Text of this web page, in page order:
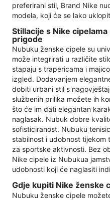
preferirani stil, Brand Nike
modela, koji će se lako
Stillacije s Nike
prigode
Nubuku ženske cipele su
može integrirati u različite
stapaju s trapericama i
izgled. Dodavanjem
dobiti urbani stil s
službenih prilika možete ih
što će im dati elegantan
naglasak. Nubuk dobre
sofisticiranost. Nubuku
stabilnost i udobnost tijekom
za sportske aktivnosti. Bez
Nike cipele iz Nubukua
udobnosti koji će naglasiti
Gdje kupiti Nike ženske
Nubuku ženske cipele